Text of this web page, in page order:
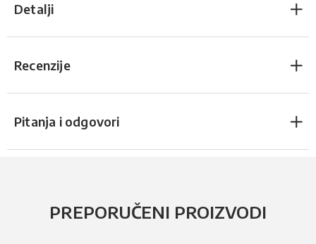
Detalji
Recenzije
Pitanja i odgovori
PREPORUČENI PROIZVODI